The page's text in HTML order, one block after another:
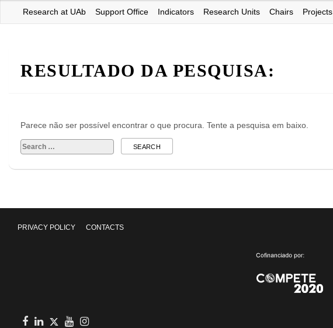
Research at UAb Support Office Indicators Research Units Chairs Projects
RESULTADO DA PESQUISA:
Parece não ser possível encontrar o que procura. Tente a pesquisa em baixo.
Search
for:
PRIVACY POLICY CONTACTS
Twitter